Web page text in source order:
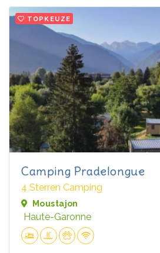
TOPKEUZE
Camping Pradelongue
4 Sterren Camping
Moustajon
Haute-Garonne